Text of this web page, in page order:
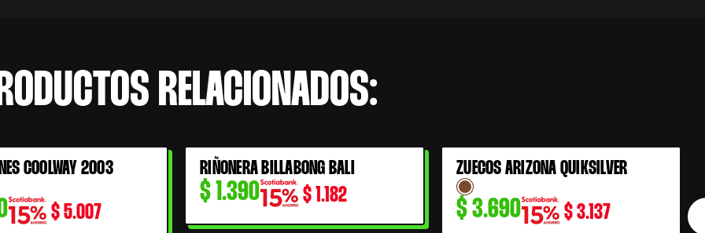
RELACIONADOS:
COOLWAY 2003
$5.007
RIÑONERA BILLABONG BALI
$ 1.390 $ 1.182
ZUECOS ARIZONA QUIKSILVER
$3.690 $3.137